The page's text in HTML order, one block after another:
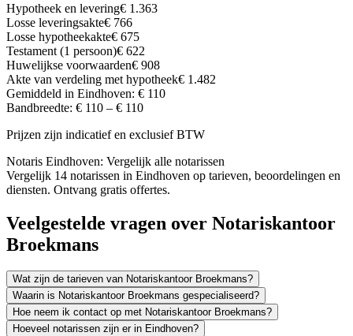
Hypotheek en levering€ 1.363
Losse leveringsakte€ 766
Losse hypotheekakte€ 675
Testament (1 persoon)€ 622
Huwelijkse voorwaarden€ 908
Akte van verdeling met hypotheek€ 1.482
Gemiddeld in Eindhoven: € 110
Bandbreedte: € 110 – € 110
Prijzen zijn indicatief en exclusief BTW
Notaris Eindhoven: Vergelijk alle notarissen
Vergelijk 14 notarissen in Eindhoven op tarieven, beoordelingen en
diensten. Ontvang gratis offertes.
Veelgestelde vragen over Notariskantoor
Broekmans
Wat zijn de tarieven van Notariskantoor Broekmans?
Waarin is Notariskantoor Broekmans gespecialiseerd?
Hoe neem ik contact op met Notariskantoor Broekmans?
Hoeveel notarissen zijn er in Eindhoven?